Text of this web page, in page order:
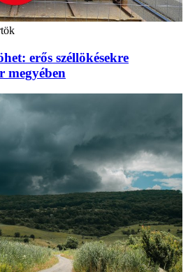
erős széllökésekre
megyében